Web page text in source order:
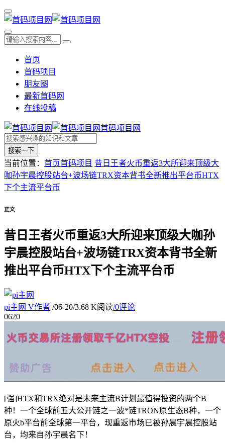
首页
首码项目
朋友圈
最新首码网
在线投稿
首码项目网
搜索一下
当前位置： 首页首码项目 昔日王者火币重返3大所迎来顶级大
咖孙宇晨控股站台+波场链TRX资本背书全新推出平台币HTX
下个主流平台币
正文
昔日王者火币重返3大所迎来顶级大咖孙
宇晨控股站台+波场链TRX资本背书全新
推出平台币HTX下个主流平台币
pi主网 V作者 /06-20/3.68 K阅读/0评论
0620
[强]HTX和TRX绝对是未来主流B计划最值得投资的两个B
种！一个全球前五大公开链之一波*链TRON原生态B种，一个
原火b平台前全球第一平台，现重返市场已被孙晨宇晨控股站
台，均来自孙宇晨名下！